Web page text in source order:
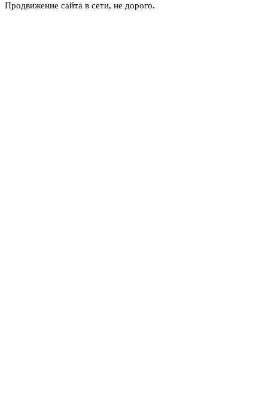
Продвижение сайта в сети, не дорого.